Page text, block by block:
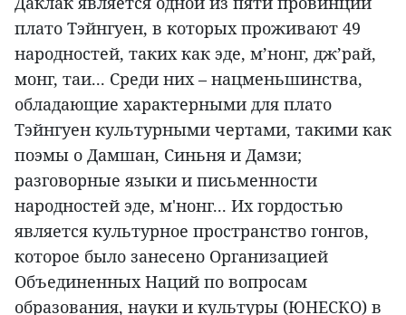
плато Тэйнгуен, в которых проживают 49
народностей, таких как эде, м’нонг, дж’рай,
монг, таи... Среди них – нацменьшинства,
обладающие характерными для плато
Тэйнгуен культурными чертами, такими как
поэмы о Дамшан, Синьня и Дамзи;
разговорные языки и письменности
народностей эде, м'нонг... Их гордостью
является культурное пространство гонгов,
которое было занесено Организацией
Объединенных Наций по вопросам
образования, науки и культуры (ЮНЕСКО) в